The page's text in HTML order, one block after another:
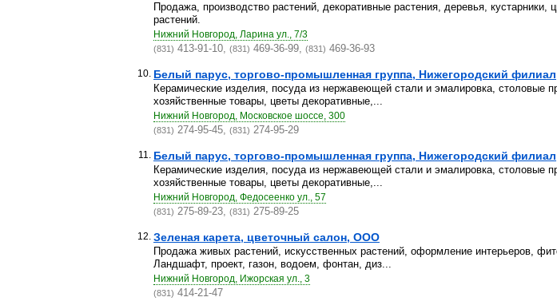
Продажа, производство растений, декоративные растения, деревья, кустарники,
растений.
Нижний Новгород, Ларина ул., 7/3
(831) 413-91-10, (831) 469-36-99, (831) 469-36-93
10. Белый парус, торгово-промышленная группа, Нижегородский филиал
Керамические изделия, посуда из нержавеющей стали и эмалировка, столовые
хозяйственные товары, цветы декоративные,...
Нижний Новгород, Московское шоссе, 300
(831) 274-95-45, (831) 274-95-29
11. Белый парус, торгово-промышленная группа, Нижегородский
Керамические изделия, посуда из нержавеющей стали и эмалировка, столовые
хозяйственные товары, цветы декоративные,...
Нижний Новгород, Федосеенко ул., 57
(831) 275-89-23, (831) 275-89-25
12. Зеленая карета, цветочный салон, ООО
Продажа живых растений, искусственных растений, оформление интерьеров,
Ландшафт, проект, газон, водоем, фонтан, диз...
Нижний Новгород, Ижорская ул., 3
(831) 414-21-47